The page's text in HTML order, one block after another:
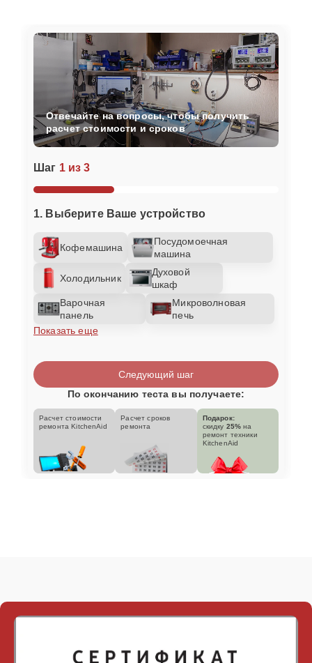
Шаг 1 из 3
1. Выберите Ваше устройство
Кофемашина
Посудомоечная
машина
Холодильник
Духовой
шкаф
Варочная
панель
Микроволновая
печь
Показать еще
Отвечайте на вопросы, чтобы получить
расчет стоимости и сроков
Следующий шаг
По окончанию теста вы получаете:
Расчет стоимости
ремонта KitchenAid
Расчет сроков
ремонта
Подарок:
скидку 25% на
ремонт техники
KitchenAid